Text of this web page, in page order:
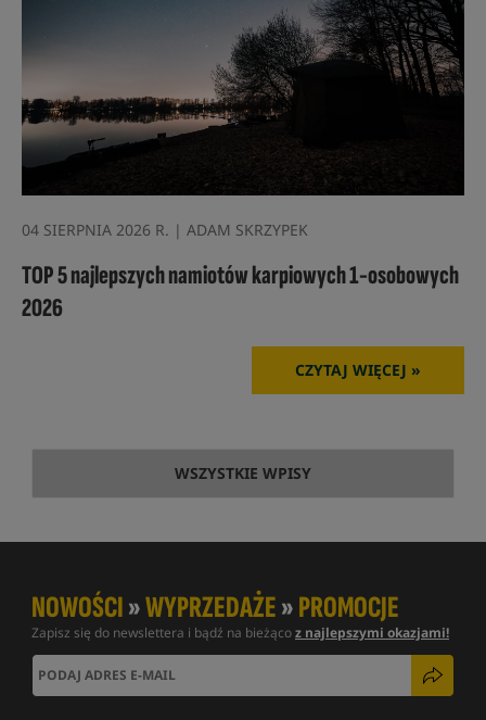
04 SIERPNIA 2026 R. | ADAM SKRZYPEK
TOP 5 najlepszych namiotów karpiowych 1-osobowych
2026
CZYTAJ WIĘCEJ »
WSZYSTKIE WPISY
NOWOŚCI»WYPRZEDAŻE»PROMOCJE
Zapisz się do newslettera i bądź na bieżącoz najlepszymi okazjami!